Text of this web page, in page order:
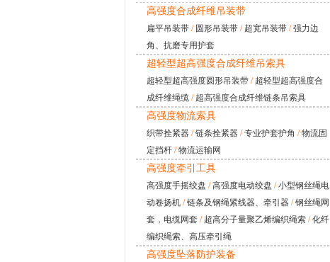
高强度合成纤维吊装带
扁平吊装带 / 圆形吊装带 / 超宽吊装带 /强力边
角、抗磨专用护套
超轻型超高强度合成纤维吊索具
超轻型超高强度圆形吊装带 / 超轻型超高强度合
成纤维绳缆 / 超高强度合成纤维链条吊索具
高强度物流索具
织带拴紧器 /链条拴紧器 /专业护套护角 /物流固
定挡杆 /物流运输网
高强度牵引工具
高强度手摇绞盘 /高强度电动绞盘 /小型钢丝绳电
动卷扬机 /链条及钢绳紧线器、牵引器 /钢丝绳网
套，电缆网套 / 超高分子量聚乙烯编织绳索 /化纤
编织绳索、高压牵引绳
高强度坠落防护装备